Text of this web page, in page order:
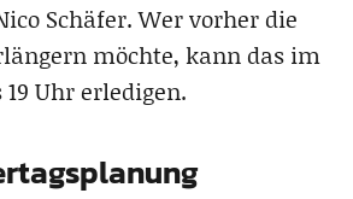
Schäfer. Wer vorher die
möchte, kann das im
19 Uhr erledigen.